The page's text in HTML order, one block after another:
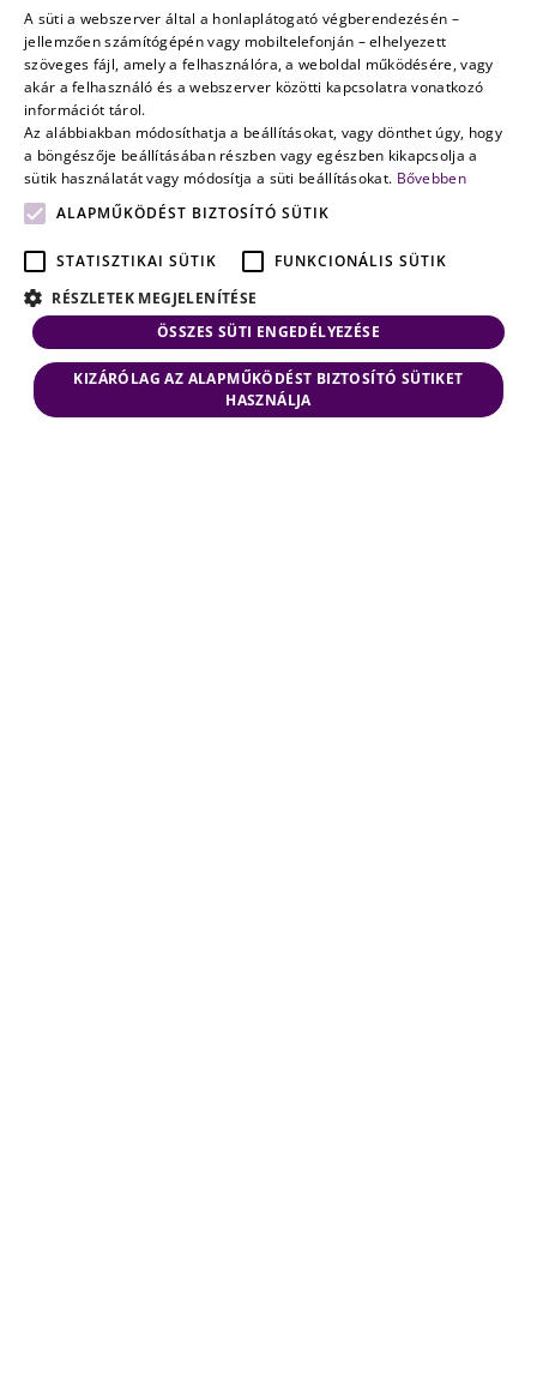
nem a
véletlenen
múlik
HUNGARIAN
ENGLISH
A süti a webszerver által a honlaplátogató végberendezésén –
jellemzően számítógépén vagy mobiltelefonján – elhelyezett
szöveges fájl, amely a felhasználóra, a weboldal működésére, vagy
akár a felhasználó és a webszerver közötti kapcsolatra vonatkozó
információt tárol.
Az alábbiakban módosíthatja a beállításokat, vagy dönthet úgy, hogy
a böngészője beállításában részben vagy egészben kikapcsolja a
sütik használatát vagy módosítja a süti beállításokat. Bővebben
ALAPMŰKÖDÉST BIZTOSÍTÓ SÜTIK
STATISZTIKAI SÜTIK
FUNKCIONÁLIS SÜTIK
RÉSZLETEK MEGJELENÍTÉSE
ÖSSZES SÜTI ENGEDÉLYEZÉSE
KIZÁRÓLAG AZ ALAPMŰKÖDÉST BIZTOSÍTÓ SÜTIKET
HASZNÁLJA